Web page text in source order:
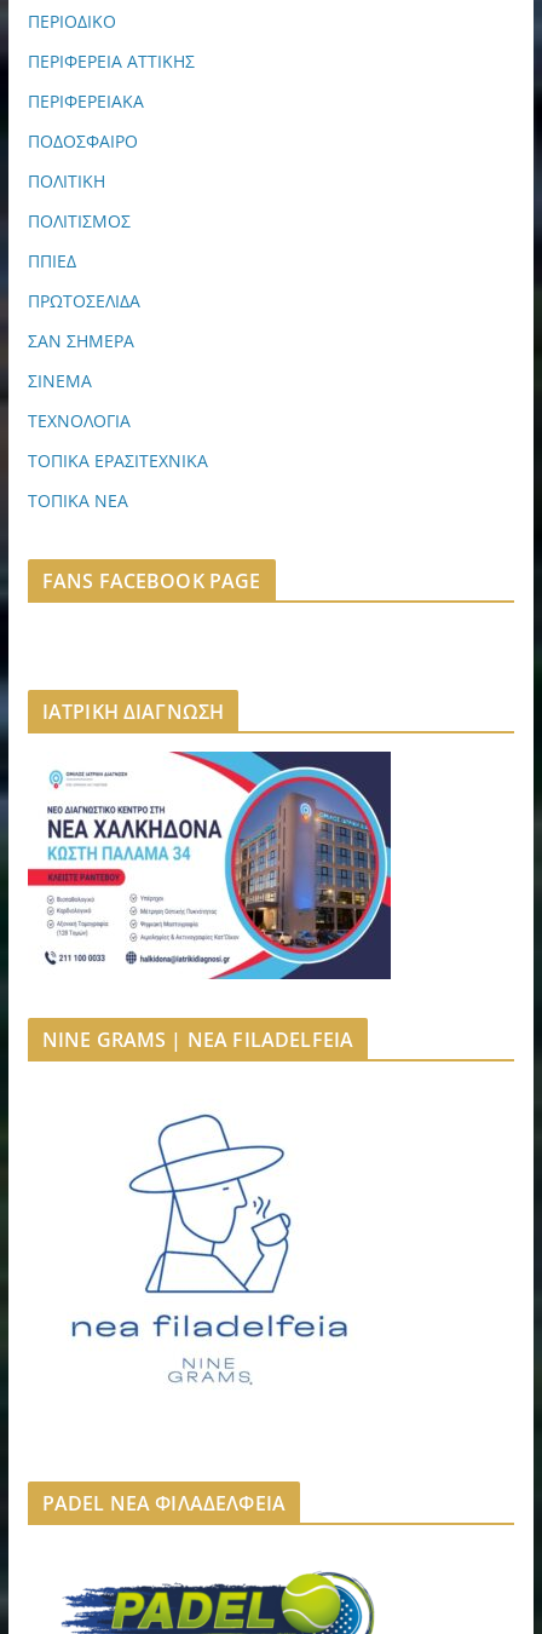
ΠΕΡΙΟΔΙΚΟ
ΠΕΡΙΦΕΡΕΙΑ ΑΤΤΙΚΗΣ
ΠΕΡΙΦΕΡΕΙΑΚΑ
ΠΟΔΟΣΦΑΙΡΟ
ΠΟΛΙΤΙΚΗ
ΠΟΛΙΤΙΣΜΟΣ
ΠΠΙΕΔ
ΠΡΩΤΟΣΕΛΙΔΑ
ΣΑΝ ΣΗΜΕΡΑ
ΣΙΝΕΜΑ
ΤΕΧΝΟΛΟΓΙΑ
ΤΟΠΙΚΑ ΕΡΑΣΙΤΕΧΝΙΚΑ
ΤΟΠΙΚΑ ΝΕΑ
FANS FACEBOOK PAGE
ΙΑΤΡΙΚΗ ΔΙΑΓΝΩΣΗ
NINE GRAMS | NEA FILADELFEIA
PADEL ΝΕΑ ΦΙΛΑΔΕΛΦΕΙΑ